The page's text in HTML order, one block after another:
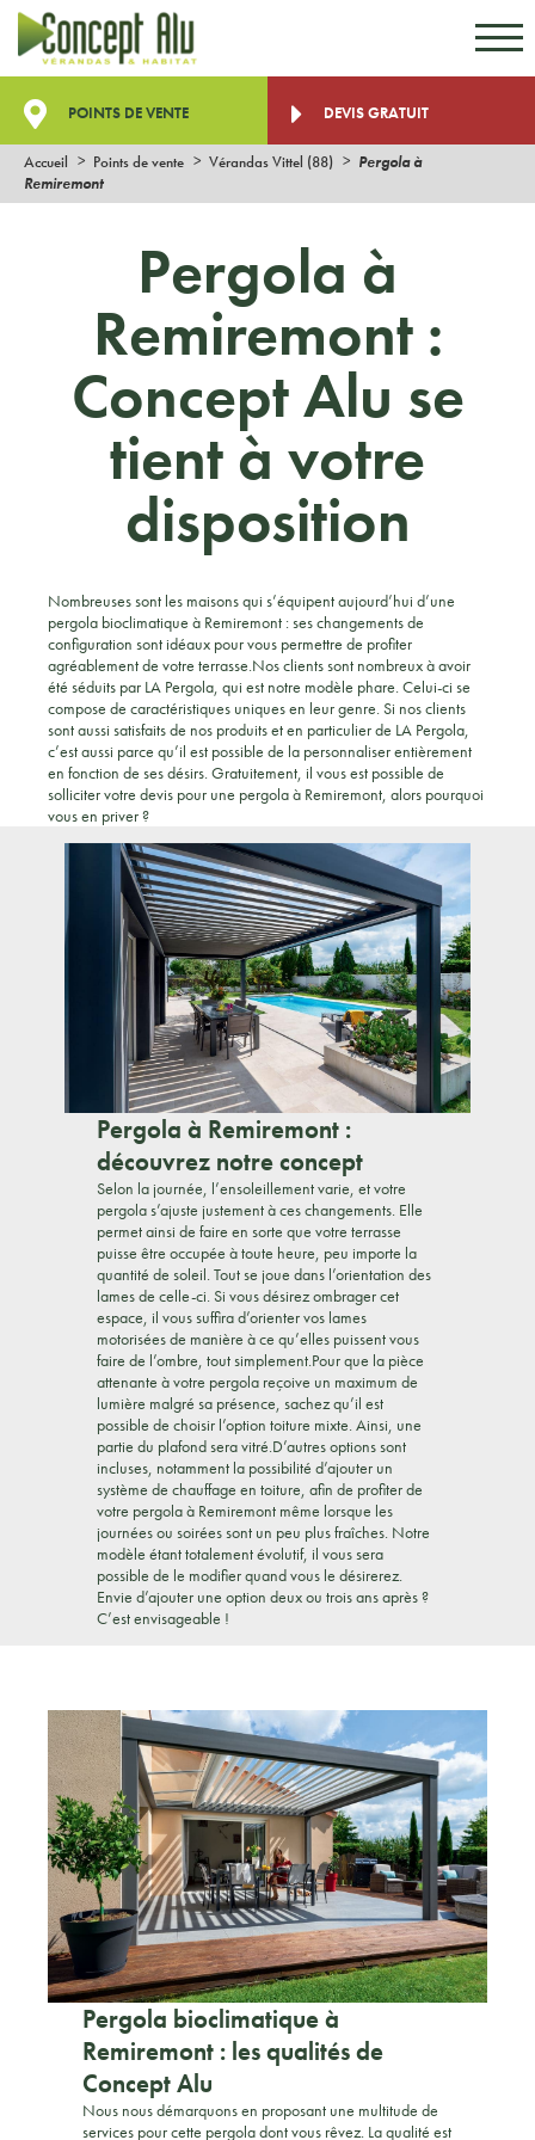
POINTS DE VENTE DEVIS GRATUIT
Accueil Points de vente Vérandas Vittel (88)
Pergola à
Remiremont
Pergola à
Remiremont :
Concept Alu se
tient à votre
disposition
Nombreuses sont les maisons qui s’équipent aujourd’hui d’une
pergola bioclimatique à Remiremont : ses changements de
configuration sont idéaux pour vous permettre de profiter
agréablement de votre terrasse.Nos clients sont nombreux à avoir
été séduits par LA Pergola, qui est notre modèle phare. Celui-ci se
compose de caractéristiques uniques en leur genre. Si nos clients
sont aussi satisfaits de nos produits et en particulier de LA Pergola,
c’est aussi parce qu’il est possible de la personnaliser entièrement
en fonction de ses désirs. Gratuitement, il vous est possible de
solliciter votre devis pour une pergola à Remiremont, alors pourquoi
vous en priver ?
Pergola à Remiremont :
découvrez notre concept
Selon la journée, l’ensoleillement varie, et votre
pergola s’ajuste justement à ces changements. Elle
permet ainsi de faire en sorte que votre terrasse
puisse être occupée à toute heure, peu importe la
quantité de soleil. Tout se joue dans l’orientation des
lames de celle-ci. Si vous désirez ombrager cet
espace, il vous suffira d’orienter vos lames
motorisées de manière à ce qu’elles puissent vous
faire de l’ombre, tout simplement.Pour que la pièce
attenante à votre pergola reçoive un maximum de
lumière malgré sa présence, sachez qu’il est
possible de choisir l’option toiture mixte. Ainsi, une
partie du plafond sera vitré.D’autres options sont
incluses, notamment la possibilité d’ajouter un
système de chauffage en toiture, afin de profiter de
votre pergola à Remiremont même lorsque les
journées ou soirées sont un peu plus fraîches. Notre
modèle étant totalement évolutif, il vous sera
possible de le modifier quand vous le désirerez.
Envie d’ajouter une option deux ou trois ans après ?
C’est envisageable !
Pergola bioclimatique à
Remiremont : les qualités de
Concept Alu
Nous nous démarquons en proposant une multitude de
services pour cette pergola dont vous rêvez. La qualité est